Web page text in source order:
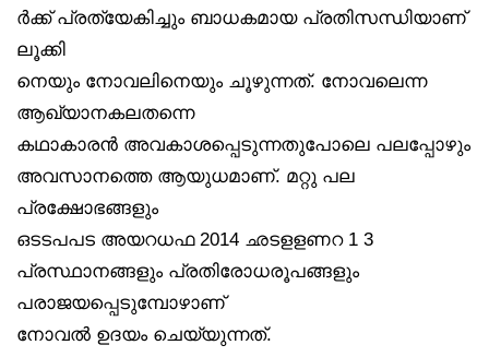
ർക്ക് പ്രത്യേകിച്ചും ബാധകമായ പ്രതിസന്ധിയാണ്
ലൂക്കി
നെയും നോവലിനെയും ചൂഴുന്നത്. നോവലെന്ന
ആഖ്യാനകലതന്നെ
കഥാകാരൻ അവകാശപ്പെടുന്നതുപോലെ പലപ്പോഴും
അവസാനത്തെ ആയുധമാണ്. മറ്റു പല
പ്രക്ഷോഭങ്ങളും
ഒടടപപട അയറധഫ 2014 ഛടളളണറ 1 3
പ്രസ്ഥാനങ്ങളും പ്രതിരോധരൂപങ്ങളും
പരാജയപ്പെടുമ്പോഴാണ്
നോവൽ ഉദയം ചെയ്യുന്നത്.